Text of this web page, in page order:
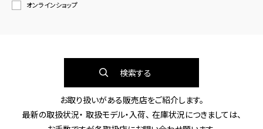
オンラインショップ
検索する
お取り扱いがある販売店をご紹介します。
最新の取扱状況・ 取扱モデル・入荷、 在庫状況につきましては、